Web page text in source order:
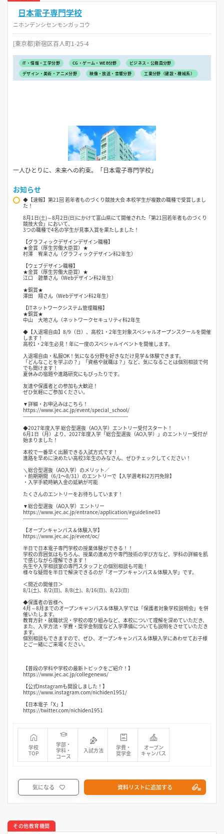
日本電子専門学校
ニホンデンシセンモンガッコウ
[東京都]新宿区百人町1-25-4
IT・情報・工学分野 CG・ゲーム・WEB分野
ビジネス・公務員分野
デザイン・美術・アニメ分野
映像・放送・音響分野 工業分野（建設・機械系）
一人ひとりに、未来への約束。「日本電子専門学校」
お知らせ
◆【速報】第21回 若年者ものづくり競技大会 本校学生が複数の職種で受賞しまし
た！
8月1日(土)～8月2日(日)にかけて富山県にて開催された「第21回若年者ものづくり
競技大会」において、
3つの職種で4名の学生が見事入賞を果たしました！
【グラフィックデザインデザイン職種】
★金賞（厚生労働大臣賞）★
村澤 宥来さん（グラフィックデザイン科2年生）
【ウェブデザイン職種】
★金賞（厚生労働大臣賞）★
江口 碧華さん（Webデザイン科2年生）
★銅賞★
澤田 翔さん（Webデザイン科2年生）
【ITネットワークシステム管理職種】
★銅賞★
中山 大地さん（ネットワークセキュリティ科2年生
◆【入退場自由】8/9（日）、高校1・2年生対象スペシャルオープンスクールを開催
します！
高校1・2年生必見！年に一度のスペシャルイベントを開催します。
入退場自由・私服OK！気になる分野を好きなだけ見学＆体験できます。
「どんなことを学ぶの？」「資格や就職は？」など、気になることは個別相談で何
でも聞けます！
夏休みの宿題や進路研究にもぴったりです。
友達や保護者との参加も大歓迎！
ぜひ気軽にご参加ください。
▼詳細・お申込みはこちら！
https://www.jec.ac.jp/event/special_school/
----------------------------------------------------------------------
◆2027年度入学 総合型選抜（AO入学）エントリー受付スタート！
6月1日（月）より、2027年度入学「総合型選抜（AO入学）」のエントリー受付が
始まりました！
本校で一番早く出願できる入試方式です！
進路を早めに決めたい高校3年生のみなさん、ぜひチェックしてください！
＼総合型選抜（AO入学）のメリット／
・前期期間（6/1〜8/31）のエントリーで【入学選考料2万円免除】
・入学手続時納入金の延納が可能
たくさんのエントリーをお待ちしています！
▼総合型選抜（AO入学）エントリー
https://www.jec.ac.jp/entrance/application/#guideline03
----------------------------------------------------------------------
【オープンキャンパス＆体験入学】
https://www.jec.ac.jp/event/oc/
半日で日本電子専門学校の授業体験ができる！！
学校の雰囲気はもちろん、授業の進め方や専門技術の学び方など、学科の詳細を肌
で感じながら理解できます！
先生や入学相談室の専門スタッフとの個別相談も可能！
様々な疑問を半日で解決できるのが「オープンキャンパス＆体験入学」です。
＜間近の開催日＞
8/1(土)、8/2(日)、8/8(土)、8/16(日)、8/23(日)
◆保護者の皆様へ
4月～8月までのオープンキャンパス＆体験入学では「保護者対象学校説明会」を併
催いたします。
教育方針・就職状況・学校の取り組みなど、本校について理解を深めていただき、
また、入学方法・学費・奨学金制度など入学準備についても説明をさせていただき
ます。
個別相談もできますので、ぜひ、オープンキャンパス＆体験入学にあわせてお子様
とご一緒にご来場ください。
【普段の学科や学校の最新トピックをご紹介！】
https://www.jec.ac.jp/collegenews/
【公式Instagramも開設しました！】
https://www.instagram.com/nichiden1951/
【日本電子「X」】
https://twitter.com/nichiden1951
学校
TOP
学部・
学科・
コース
入試方法
学費・
奨学金
オープン
キャンパス
気になる 資料リストに追加する
その他教育機関